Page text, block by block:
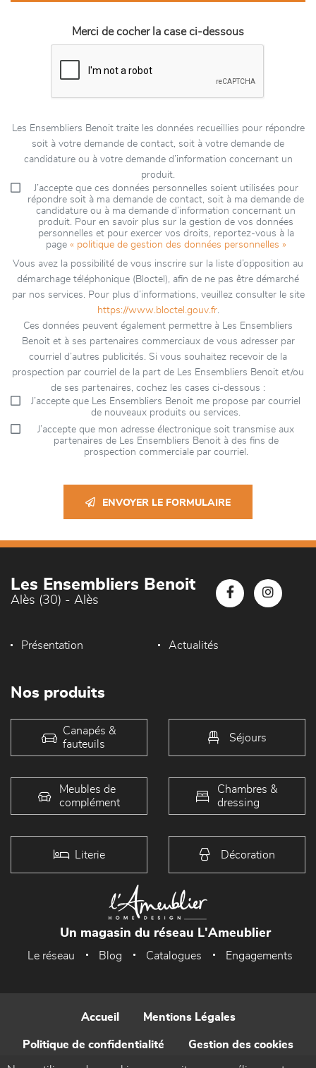
Merci de cocher la case ci-dessous
Les Ensembliers Benoit traite les données recueillies pour répondre
soit à votre demande de contact, soit à votre demande de
candidature ou à votre demande d’information concernant un
produit.
J’accepte que ces données personnelles soient utilisées pour
répondre soit à ma demande de contact, soit à ma demande de
candidature ou à ma demande d’information concernant un
produit. Pour en savoir plus sur la gestion de vos données
personnelles et pour exercer vos droits, reportez-vous à la
page « politique de gestion des données personnelles »
Vous avez la possibilité de vous inscrire sur la liste d’opposition au
démarchage téléphonique (Bloctel), afin de ne pas être démarché
par nos services. Pour plus d’informations, veuillez consulter le site
https://www.bloctel.gouv.fr.
Ces données peuvent également permettre à Les Ensembliers
Benoit et à ses partenaires commerciaux de vous adresser par
courriel d’autres publicités. Si vous souhaitez recevoir de la
prospection par courriel de la part de Les Ensembliers Benoit et/ou
de ses partenaires, cochez les cases ci-dessous :
J’accepte que Les Ensembliers Benoit me propose par courriel
de nouveaux produits ou services.
J’accepte que mon adresse électronique soit transmise aux
partenaires de Les Ensembliers Benoit à des fins de
prospection commerciale par courriel.
ENVOYER LE FORMULAIRE
Les Ensembliers Benoit
Alès (30) - Alès
Présentation Actualités
Nos produits
Canapés &
fauteuils
Séjours
Meubles de
complément
Chambres &
dressing
Literie Décoration
Un magasin du réseau L'Ameublier
Le réseau Blog Catalogues Engagements
Accueil Mentions Légales
Politique de confidentialité Gestion des cookies